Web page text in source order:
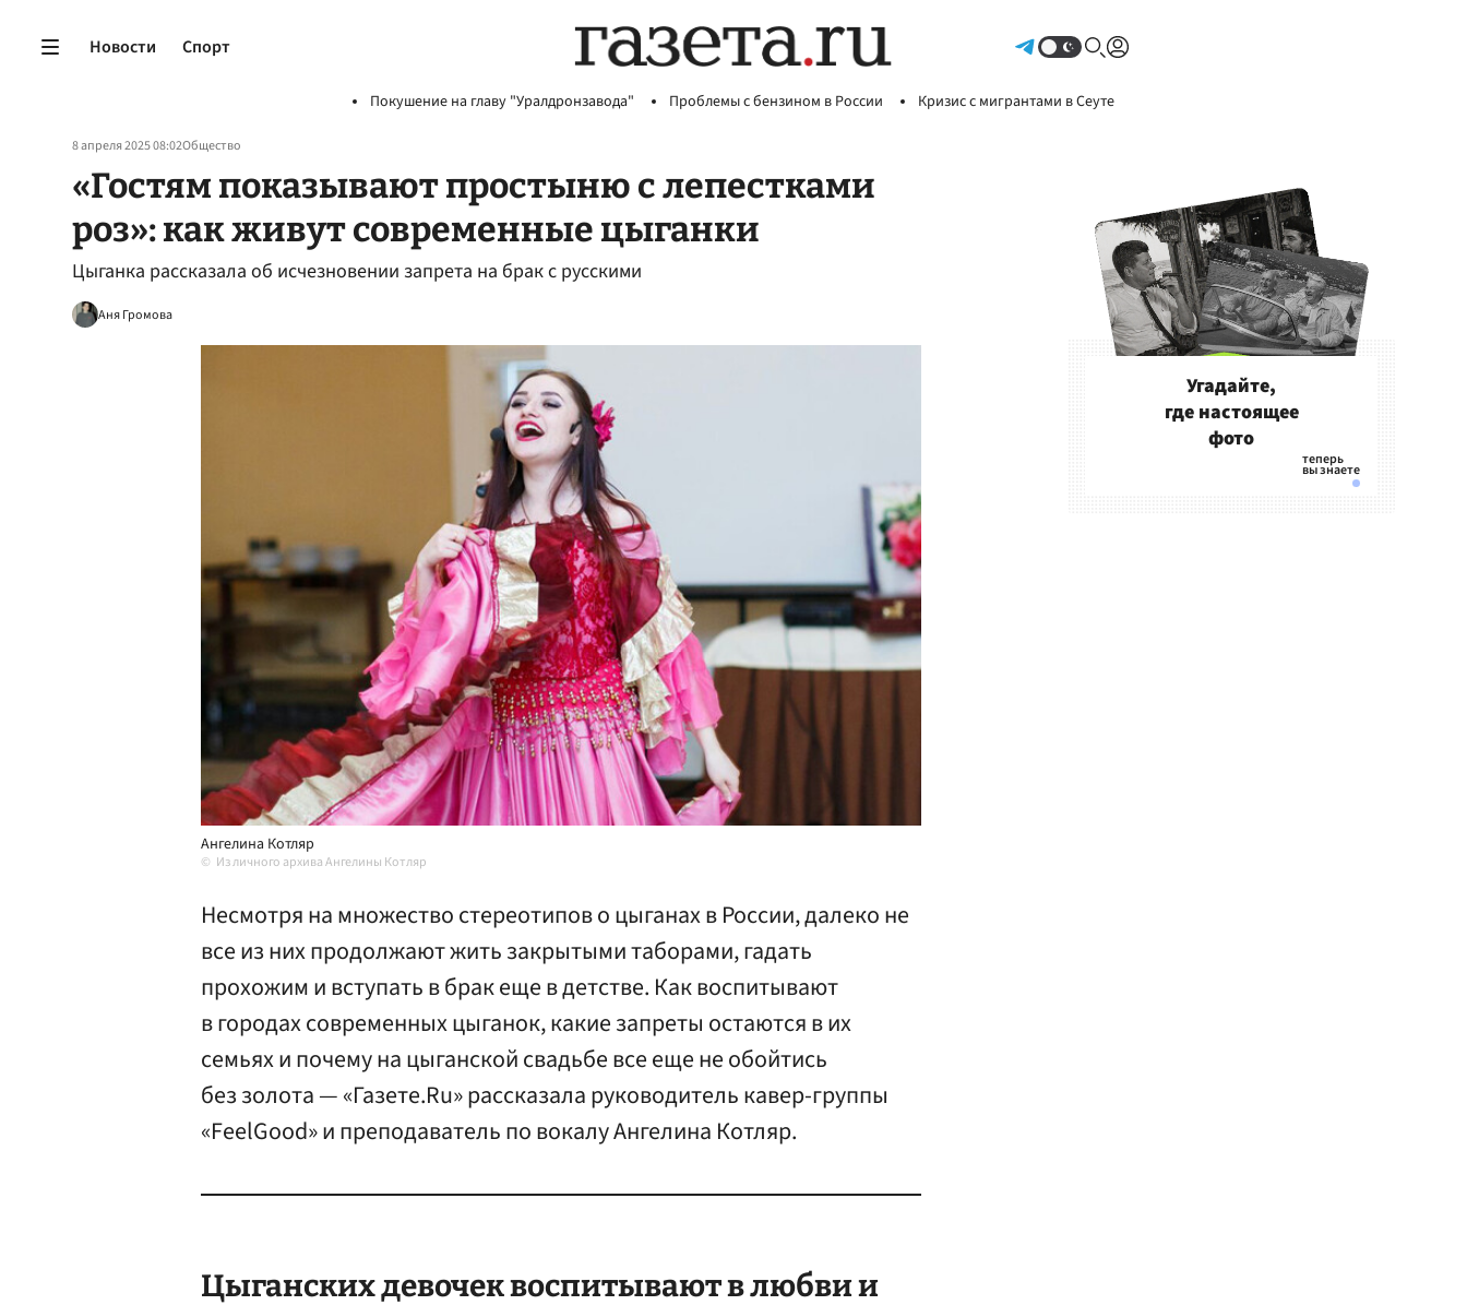
Новости Спорт
Покушение на главу "Уралдронзавода" Проблемы с бензином в России Кризис с мигрантами в Сеуте
8 апреля 2025 08:02Общество
«Гостям показывают простыню с лепестками
роз»: как живут современные цыганки
Цыганка рассказала об исчезновении запрета на брак с русскими
Аня Громова
Ангелина Котляр
Из личного архива Ангелины Котляр
Несмотря на множество стереотипов о цыганах в России, далеко не
все из них продолжают жить закрытыми таборами, гадать
прохожим и вступать в брак еще в детстве. Как воспитывают
в городах современных цыганок, какие запреты остаются в их
семьях и почему на цыганской свадьбе все еще не обойтись
без золота — «Газете.Ru» рассказала руководитель кавер-группы
«FeelGood» и преподаватель по вокалу Ангелина Котляр.
Цыганских девочек воспитывают в любви и
Угадайте,
где настоящее
фото